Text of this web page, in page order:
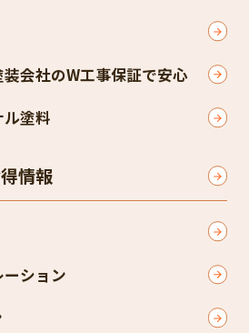
会社のW工事保証で安心
塗料
情報
ション